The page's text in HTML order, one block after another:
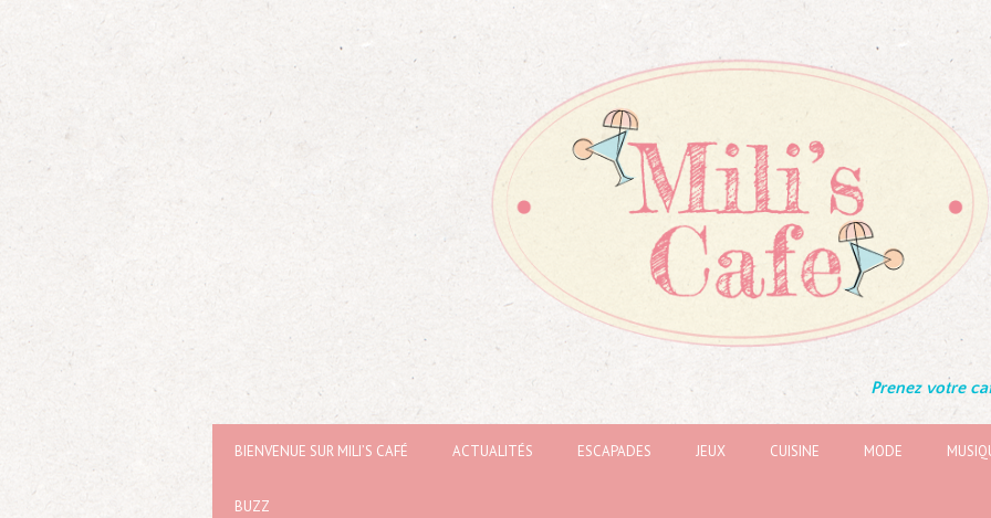
Prenez votre
BIENVENUE SUR MILI’S CAFÉ ACTUALITÉS ESCAPADES JEUX CUISINE MODE
BUZZ